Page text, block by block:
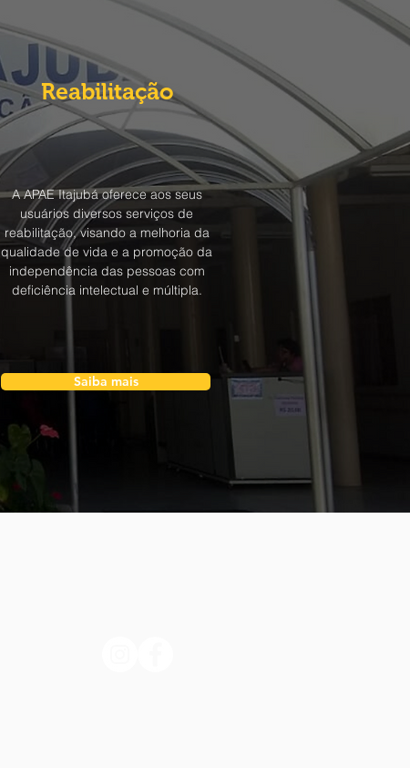
Reabilitação
A APAE Itajubá oferece aos seus
usuários diversos serviços de
reabilitação, visando a melhoria da
qualidade de vida e a promoção da
independência das pessoas com
deficiência intelectual e múltipla.
Saiba mais